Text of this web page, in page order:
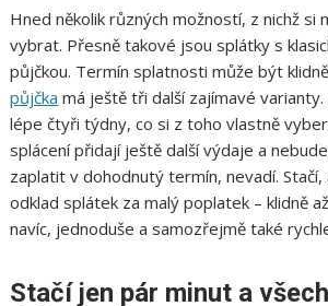
Hned několik různých možností, z nichž si
vybrat. Přesně takové jsou splátky s
půjčkou. Termín splatnosti může být
půjčka má ještě tři další zajímavé
lépe čtyři týdny, co si z toho vlastně
splácení přidají ještě další výdaje a
zaplatit v dohodnutý termín, nevadí.
odklad splátek za malý poplatek – klidně
navíc, jednoduše a samozřejmě také
Stačí jen pár minut a